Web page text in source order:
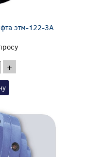
этм-122-3А
+